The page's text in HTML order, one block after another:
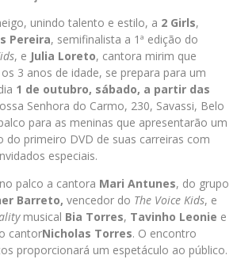
unindo talento e estilo, a 2 Girls,
Pereira, semifinalista a 1ª edição do
, e Julia Loreto, cantora mirim que
3 anos de idade, se prepara para um
1 de outubro, sábado, a partir das
Senhora do Carmo, 230, Savassi, Belo
para as meninas que apresentarão um
do primeiro DVD de suas carreiras com
especiais.
palco a cantora Mari Antunes, do grupo
Barreto, vencedor do The Voice Kids, e
musical Bia Torres, Tavinho Leonie e
cantorNicholas Torres. O encontro
proporcionará um espetáculo ao público.